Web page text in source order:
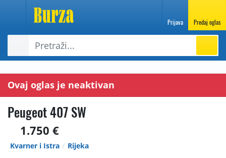
Prijava Predaj oglas
Ovaj oglas je neaktivan
Peugeot 407 SW
1.750 €
Kvarner i Istra Rijeka